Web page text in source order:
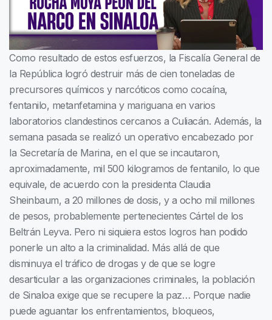
Como resultado de estos esfuerzos, la Fiscalía General de
la República logró destruir más de cien toneladas de
precursores químicos y narcóticos como cocaína,
fentanilo, metanfetamina y mariguana en varios
laboratorios clandestinos cercanos a Culiacán. Además, la
semana pasada se realizó un operativo encabezado por
la Secretaría de Marina, en el que se incautaron,
aproximadamente, mil 500 kilogramos de fentanilo, lo que
equivale, de acuerdo con la presidenta Claudia
Sheinbaum, a 20 millones de dosis, y a ocho mil millones
de pesos, probablemente pertenecientes Cártel de los
Beltrán Leyva. Pero ni siquiera estos logros han podido
ponerle un alto a la criminalidad. Más allá de que
disminuya el tráfico de drogas y de que se logre
desarticular a las organizaciones criminales, la población
de Sinaloa exige que se recupere la paz… Porque nadie
puede aguantar los enfrentamientos, bloqueos,